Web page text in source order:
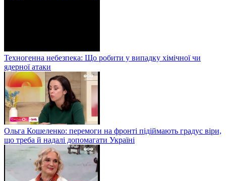
Техногенна небезпека: Що робити у випадку хімічної чи
ядерної атаки
Ольга Кошеленко: перемоги на фронті підіймають градус віри,
що треба й надалі допомагати Україні